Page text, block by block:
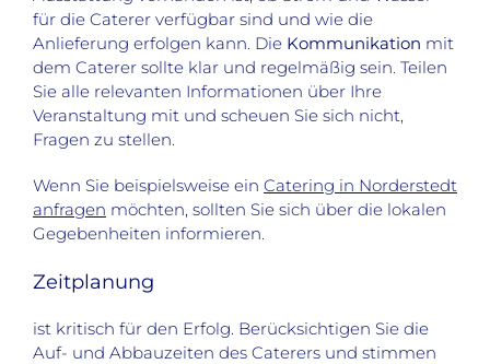
für die Caterer verfügbar sind und wie die
Anlieferung erfolgen kann. Die Kommunikation mit
dem Caterer sollte klar und regelmäßig sein. Teilen
Sie alle relevanten Informationen über Ihre
Veranstaltung mit und scheuen Sie sich nicht,
Fragen zu stellen.
Wenn Sie beispielsweise ein Catering in Norderstedt
anfragen möchten, sollten Sie sich über die lokalen
Gegebenheiten informieren.
Zeitplanung
ist kritisch für den Erfolg. Berücksichtigen Sie die
Auf- und Abbauzeiten des Caterers und stimmen